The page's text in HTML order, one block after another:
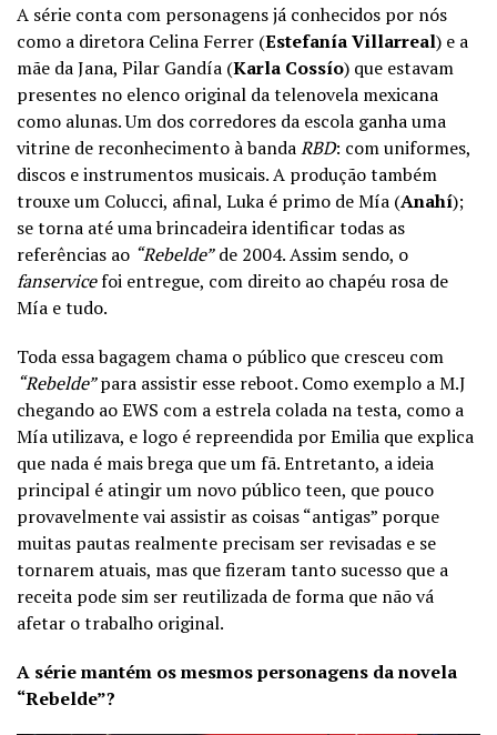
A série conta com personagens já conhecidos por nós
como a diretora Celina Ferrer (Estefanía Villarreal) e a
mãe da Jana, Pilar Gandía (Karla Cossío) que estavam
presentes no elenco original da telenovela mexicana
como alunas. Um dos corredores da escola ganha uma
vitrine de reconhecimento à bandaRBD: com uniformes,
discos e instrumentos musicais. A produção também
trouxe um Colucci, afinal, Luka é primo de Mía (Anahí);
se torna até uma brincadeira identificar todas as
referências ao “Rebelde”de 2004. Assim sendo, o
fanservicefoi entregue, com direito ao chapéu rosa de
Mía e tudo.
Toda essa bagagem chama o público que cresceu com
“Rebelde”para assistir esse reboot. Como exemplo a M.J
chegando ao EWS com a estrela colada na testa, como a
Mía utilizava, e logo é repreendida por Emilia que explica
que nada é mais brega que um fã. Entretanto, a ideia
principal é atingir um novo público teen, que pouco
provavelmente vai assistir as coisas “antigas” porque
muitas pautas realmente precisam ser revisadas e se
tornarem atuais, mas que fizeram tanto sucesso que a
receita pode sim ser reutilizada de forma que não vá
afetar o trabalho original.
A série mantém os mesmos personagens da novela
“Rebelde”?